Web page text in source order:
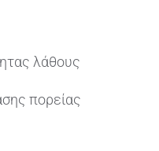
λάθους
πορείας